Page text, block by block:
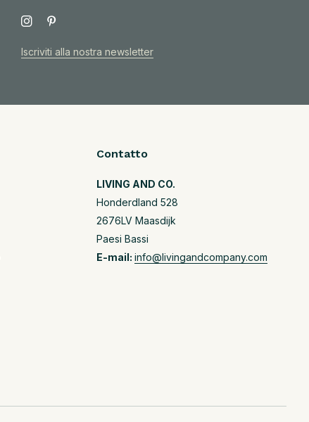
Iscriviti alla nostra newsletter
Contatto
LIVING AND CO.
Honderdland 528
2676LV Maasdijk
Paesi Bassi
E-mail: info@livingandcompany.com